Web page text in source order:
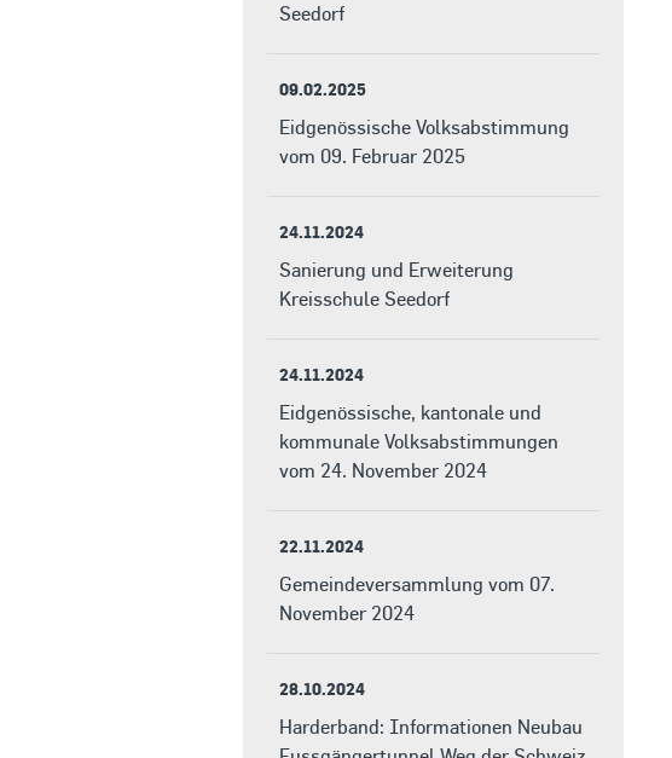
Seedorf
09.02.2025
Eidgenössische Volksabstimmung
vom 09. Februar 2025
24.11.2024
Sanierung und Erweiterung
Kreisschule Seedorf
24.11.2024
Eidgenössische, kantonale und
kommunale Volksabstimmungen
vom 24. November 2024
22.11.2024
Gemeindeversammlung vom 07.
November 2024
28.10.2024
Harderband: Informationen Neubau